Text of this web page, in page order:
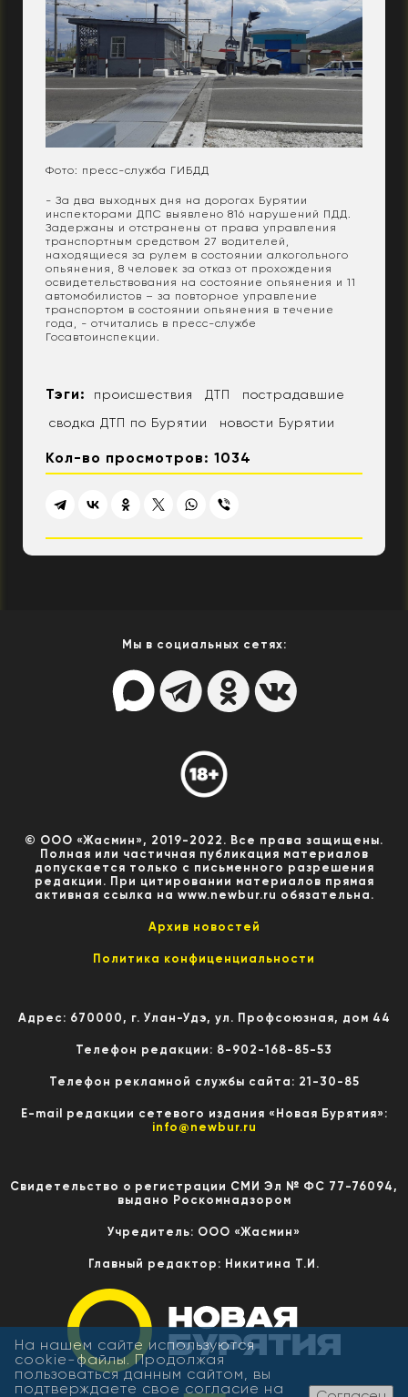
Фото: пресс-служба ГИБДД
- За два выходных дня на дорогах Бурятии
инспекторами ДПС выявлено 816 нарушений ПДД.
Задержаны и отстранены от права управления
транспортным средством 27 водителей,
находящиеся за рулем в состоянии алкогольного
опьянения, 8 человек за отказ от прохождения
освидетельствования на состояние опьянения и 11
автомобилистов – за повторное управление
транспортом в состоянии опьянения в течение
года, - отчитались в пресс-службе
Госавтоинспекции.
Тэги: происшествия ДТП
пострадавшие
сводка ДТП по Бурятии
новости Бурятии
Кол-во просмотров: 1034
Мы в социальных сетях:
© ООО «Жасмин», 2019-2022. Все права защищены.
Полная или частичная публикация материалов
допускается только с письменного разрешения
редакции. При цитировании материалов прямая
активная ссылка на www.newbur.ru обязательна.
Архив новостей
Политика конфиценциальности
Адрес: 670000, г. Улан-Удэ, ул. Профсоюзная, дом 44
Телефон редакции: 8-902-168-85-53
Телефон рекламной службы сайта: 21-30-85
E-mail редакции сетевого издания «Новая Бурятия»:
info@newbur.ru
Свидетельство о регистрации СМИ Эл № ФС 77-76094,
выдано Роскомнадзором
Учредитель: ООО «Жасмин»
Главный редактор: Никитина Т.И.
На нашем сайте используются
cookie-файлы. Продолжая
пользоваться данным сайтом, вы
подтверждаете свое согласие на